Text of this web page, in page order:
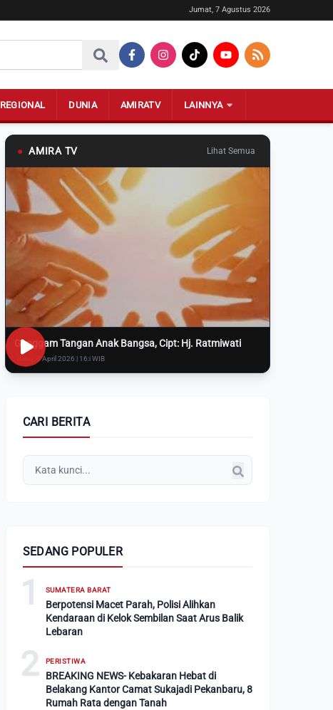
Jumat, 7 Agustus 2026
REGIONAL DUNIA AMIRATV LAINNYA
● AMIRA TV Lihat Semua
Genggam Tangan Anak Bangsa, Cipt: Hj. Ratmiwati
Rabu, 8 April 2026 | 16:i WIB
CARI BERITA
SEDANG POPULER
1 SUMATERA BARAT
Berpotensi Macet Parah, Polisi Alihkan
Kendaraan di Kelok Sembilan Saat Arus Balik
Lebaran
2 PERISTIWA
BREAKING NEWS- Kebakaran Hebat di
Belakang Kantor Camat Sukajadi Pekanbaru, 8
Rumah Rata dengan Tanah